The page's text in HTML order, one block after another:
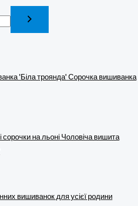
Сорочка вишиванка
Чоловіча вишита